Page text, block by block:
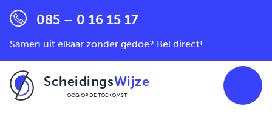
085 – 0 16 15 17
Samen uit elkaar zonder gedoe? Bel direct!
ScheidingsWijze
OOG OP DE TOEKOMST